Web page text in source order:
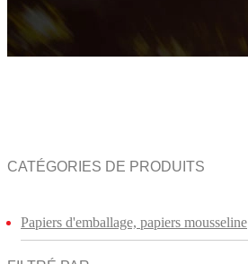
CATÉGORIES DE PRODUITS
Papiers d'emballage, papiers mousseline